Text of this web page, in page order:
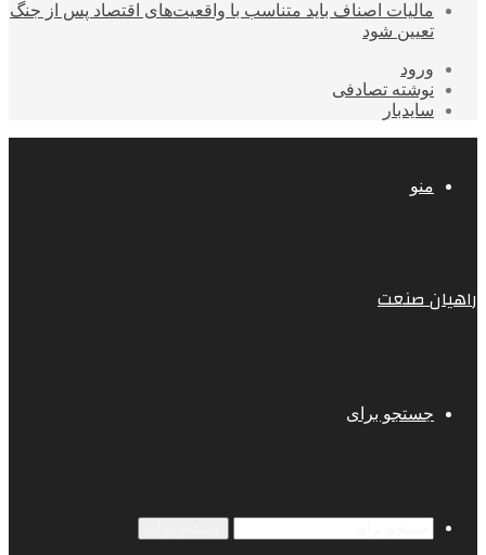
مالیات اصناف باید متناسب با واقعیت‌های اقتصاد پس از جنگ
تعیین شود
ورود
نوشته تصادفی
سایدبار
منو
راهیان صنعت
جستجو برای